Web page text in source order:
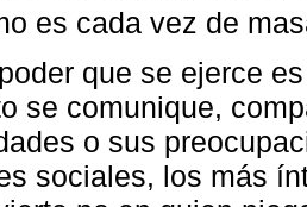
es cada vez de
que se ejerce
se comunique,
o sus
sociales, los más